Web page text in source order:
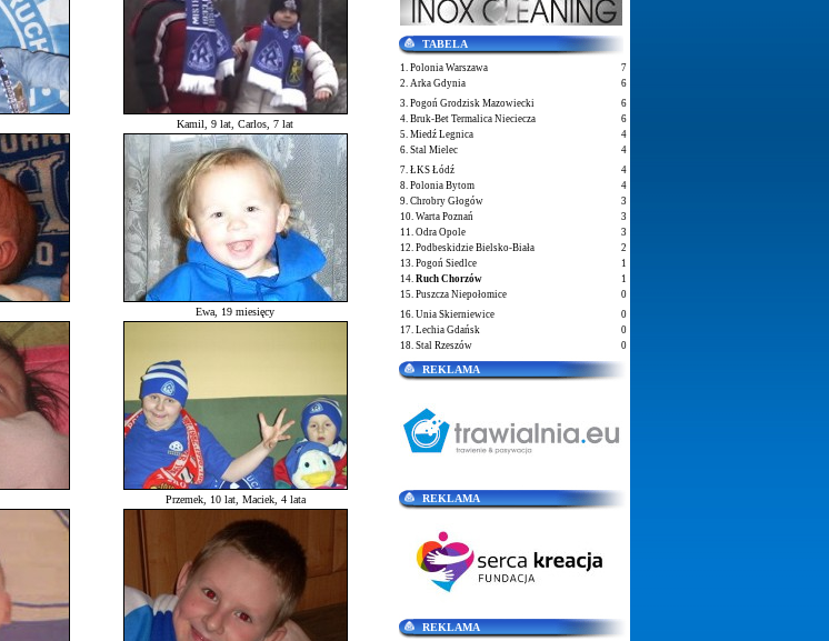
Kamil, 9 lat, Carlos, 7 lat
Ewa, 19 miesięcy
Przemek, 10 lat, Maciek, 4 lata
TABELA
1. Polonia Warszawa
7
2. Arka Gdynia
6
3. Pogoń Grodzisk Mazowiecki
6
4. Bruk-Bet Termalica Nieciecza
6
5. Miedź Legnica
4
6. Stal Mielec
4
7. ŁKS Łódź
4
8. Polonia Bytom
4
9. Chrobry Głogów
3
10. Warta Poznań
3
11. Odra Opole
3
12. Podbeskidzie Bielsko-Biała
2
13. Pogoń Siedlce
1
14. Ruch Chorzów
1
15. Puszcza Niepołomice
0
16. Unia Skierniewice
0
17. Lechia Gdańsk
0
18. Stal Rzeszów
0
REKLAMA
REKLAMA
REKLAMA